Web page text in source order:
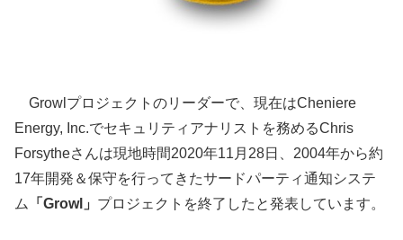
Growlプロジェクトのリーダーで、現在はCheniere
Energy, Inc.でセキュリティアナリストを務めるChris
Forsytheさんは現地時間2020年11月28日、2004年から約
17年開発＆保守を行ってきたサードパーティ通知システ
ム
「Growl」 プロジェクトを終了したと発表しています。